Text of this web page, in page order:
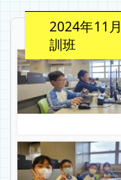
2024年11
訓班